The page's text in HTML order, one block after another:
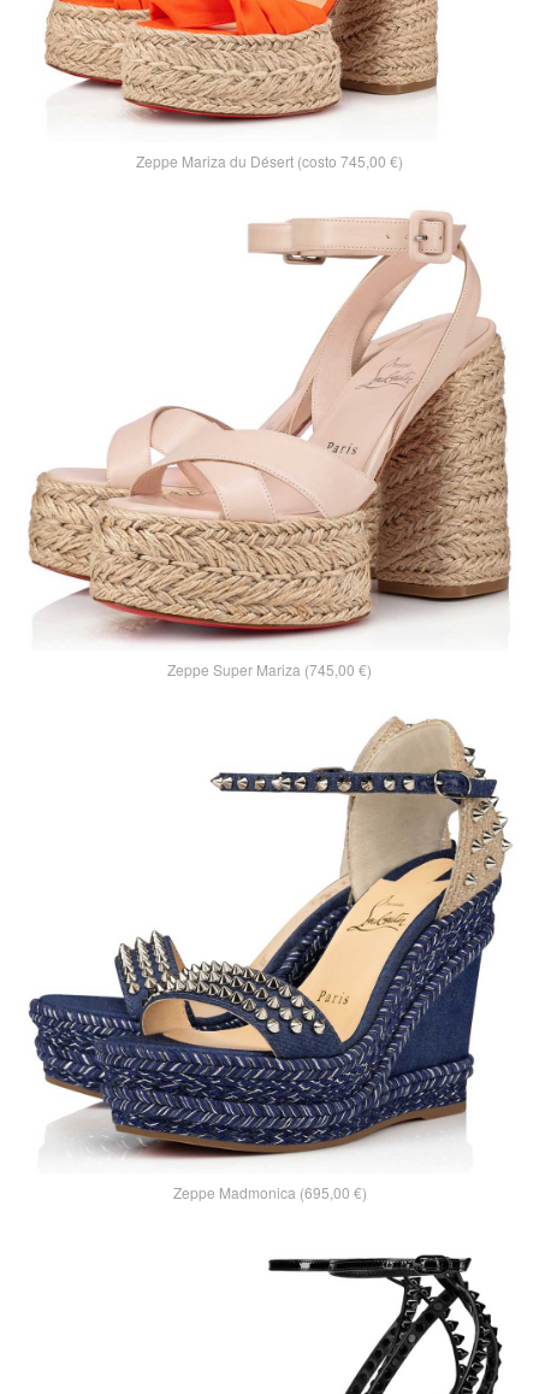
Zeppe Mariza du Désert (costo 745,00 €)
Zeppe Super Mariza (745,00 €)
Zeppe Madmonica (695,00 €)